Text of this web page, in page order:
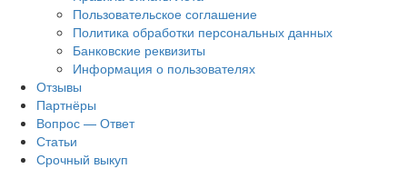
Пользовательское соглашение
Политика обработки персональных данных
Банковские реквизиты
Информация о пользователях
Отзывы
Партнёры
Вопрос — Ответ
Статьи
Срочный выкуп